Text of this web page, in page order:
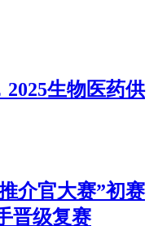
2025生物医药供
介官大赛”初赛
晋级复赛